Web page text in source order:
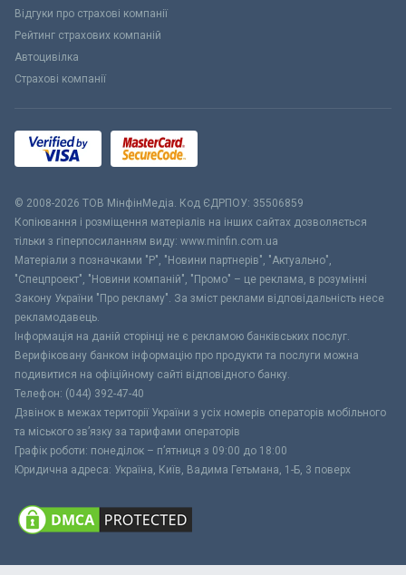
Відгуки про страхові компанії
Рейтинг страхових компаній
Автоцивілка
Страхові компанії
© 2008-2026 ТОВ МiнфiнМедiа. Код ЄДРПОУ: 35506859
Копіювання і розміщення матеріалів на інших сайтах дозволяється
тільки з гіперпосиланням виду: www.minfin.com.ua
Матеріали з позначками "Р", "Новини партнерів", "Актуально",
"Спецпроект", "Новини компаній", "Промо" – це реклама, в розумінні
Закону України "Про рекламу". За зміст реклами відповідальність несе
рекламодавець.
Інформація на даній сторінці не є рекламою банківських послуг.
Верифіковану банком інформацію про продукти та послуги можна
подивитися на офіційному сайті відповідного банку.
Телефон: (044) 392-47-40
Дзвінок в межах території України з усіх номерів операторів мобільного
та міського зв’язку за тарифами операторів
Графік роботи: понеділок – п’ятниця з 09:00 до 18:00
Юридична адреса: Україна, Київ, Вадима Гетьмана, 1-Б, 3 поверх